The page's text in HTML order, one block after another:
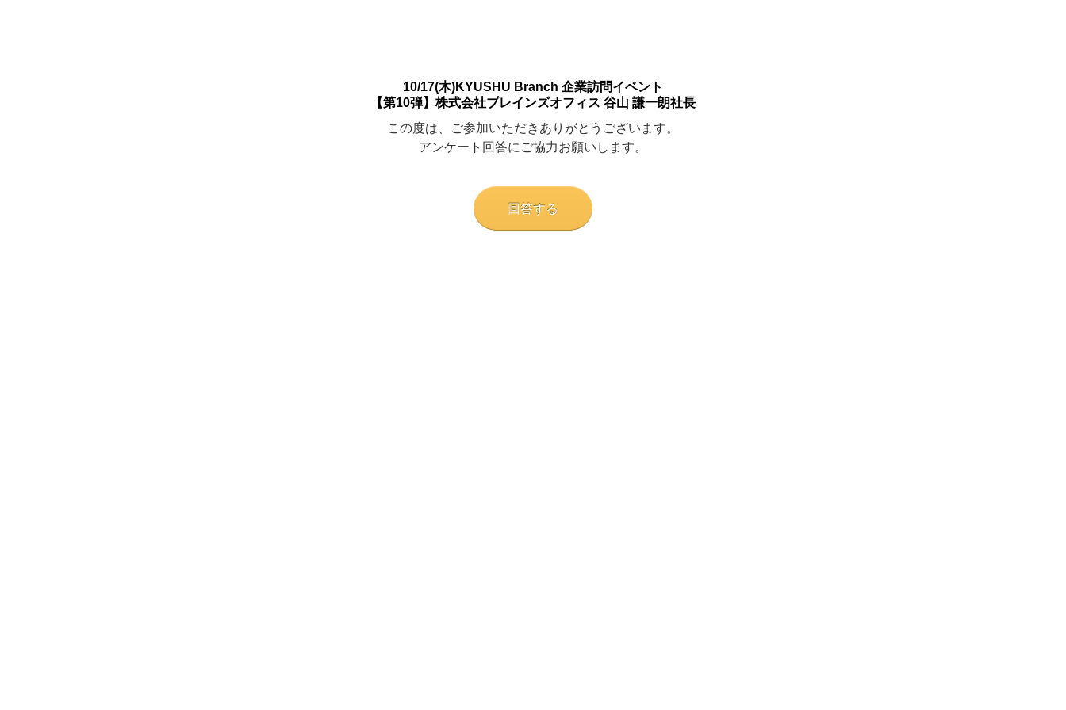
10/17(木)KYUSHU Branch 企業訪問イベント
【第10弾】株式会社ブレインズオフィス 谷山 謙一朗社長
この度は、ご参加いただきありがとうございます。
アンケート回答にご協力お願いします。
回答する